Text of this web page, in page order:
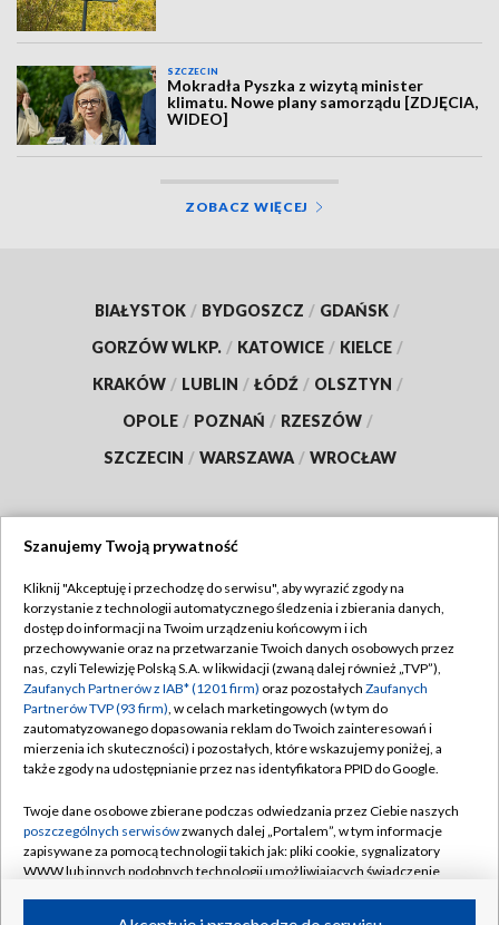
SZCZECIN
Mokradła Pyszka z wizytą minister
klimatu. Nowe plany samorządu [ZDJĘCIA,
WIDEO]
ZOBACZ WIĘCEJ
BIAŁYSTOK / BYDGOSZCZ / GDAŃSK /
GORZÓW WLKP. / KATOWICE / KIELCE /
KRAKÓW / LUBLIN / ŁÓDŹ / OLSZTYN /
OPOLE / POZNAŃ / RZESZÓW /
SZCZECIN / WARSZAWA / WROCŁAW
TVP
Abonament TVP
Emisja w TVP
Centrum informacji TVP
Naziemna Telewizja Cyfrowa
Rada Programowa
System NOS
Informacje o nadawcy
Regulamin TVP
Polityka prywatności
Moje zgody
Pomoc
Kontakt
Kanały
Szanujemy Twoją prywatność
Kliknij "Akceptuję i przechodzę do serwisu", aby wyrazić zgody na
korzystanie z technologii automatycznego śledzenia i zbierania danych,
dostęp do informacji na Twoim urządzeniu końcowym i ich
przechowywanie oraz na przetwarzanie Twoich danych osobowych przez
nas, czyli Telewizję Polską S.A. w likwidacji (zwaną dalej również „TVP”),
Zaufanych Partnerów z IAB* (1201 firm) oraz pozostałych Zaufanych
Partnerów TVP (93 firm), w celach marketingowych (w tym do
zautomatyzowanego dopasowania reklam do Twoich zainteresowań i
mierzenia ich skuteczności) i pozostałych, które wskazujemy poniżej, a
także zgody na udostępnianie przez nas identyfikatora PPID do Google.
Twoje dane osobowe zbierane podczas odwiedzania przez Ciebie naszych
poszczególnych serwisówzwanych dalej „Portalem”, w tym informacje
zapisywane za pomocą technologii takich jak: pliki cookie, sygnalizatory
WWW lub innych podobnych technologii umożliwiających świadczenie